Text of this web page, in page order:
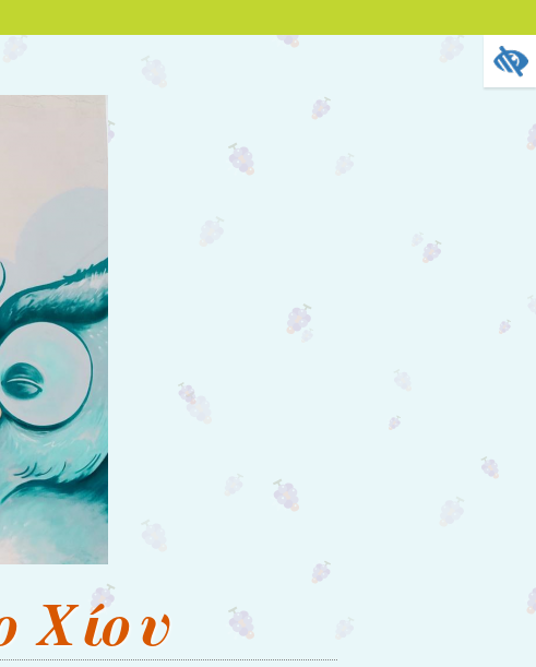
Χίου